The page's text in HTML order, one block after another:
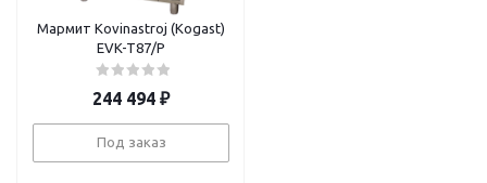
Мармит Kovinastroj (Kogast)
EVK-T87/P
244 494 ₽
Под заказ